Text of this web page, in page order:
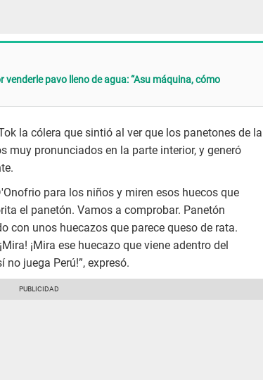
venderle pavo lleno de agua: “Asu máquina, cómo
la cólera que sintió al ver que los panetones de la
muy pronunciados en la parte interior, y generó
para los niños y miren esos huecos que
el panetón. Vamos a comprobar. Panetón
con unos huecazos que parece queso de rata.
¡Mira ese huecazo que viene adentro del
no juega Perú!”, expresó.